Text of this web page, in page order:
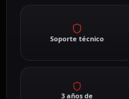
Soporte técnico
3 años de